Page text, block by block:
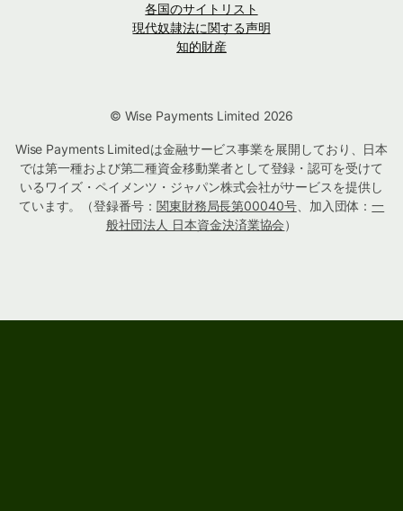
各国のサイトリスト
現代奴隷法に関する声明
知的財産
© Wise Payments Limited 2026
Wise Payments Limitedは金融サービス事業を展開しており、日本
では第一種および第二種資金移動業者として登録・認可を受けて
いるワイズ・ペイメンツ・ジャパン株式会社がサービスを提供し
ています。（登録番号： 関東財務局長第00040号、加入団体：一
般社団法人 日本資金決済業協会）